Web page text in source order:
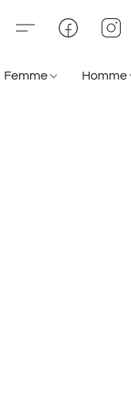
Femme Homme